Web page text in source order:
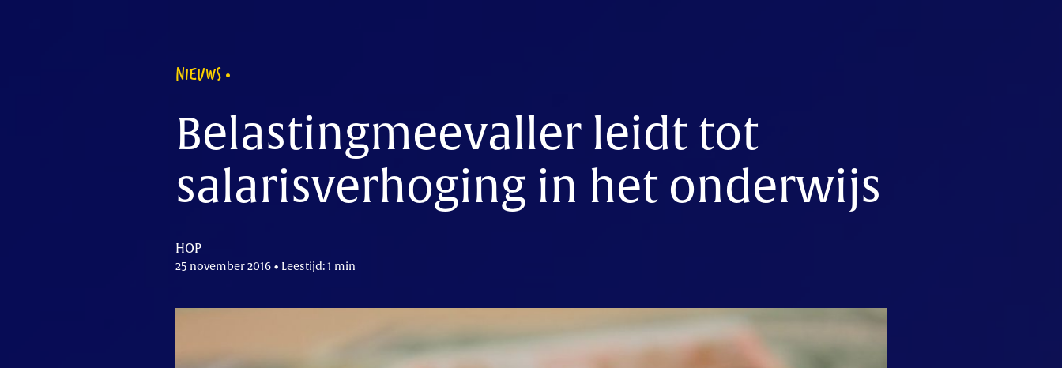
NIEUWS
Belastingmeevaller leidt tot
salarisverhoging in het onderwijs
HOP
25 november 2016 • Leestijd: 1 min